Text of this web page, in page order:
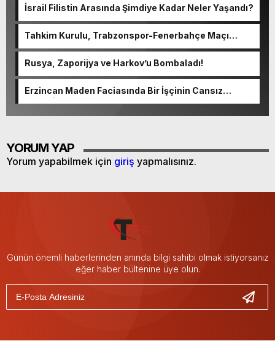
İsrail Filistin Arasında Şimdiye Kadar Neler Yaşandı?
Tahkim Kurulu, Trabzonspor-Fenerbahçe Maçı
Rusya, Zaporijya ve Harkov’u Bombaladı!
Erzincan Maden Faciasında Bir İşçinin Cansız
Bedenine Ulaşıldı
YORUM YAP
Yorum yapabilmek için giriş yapmalısınız.
Günün önemli haberlerinden anında bilgi sahibi olmak istiyorsanız
eğer haber bültenine üye olun.